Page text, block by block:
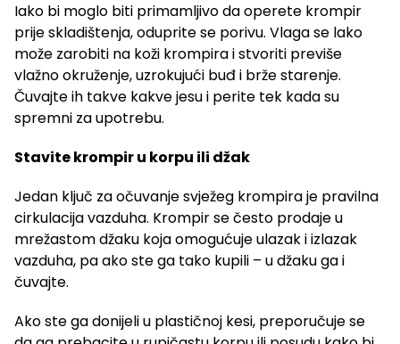
Iako bi moglo biti primamljivo da operete krompir
prije skladištenja, oduprite se porivu. Vlaga se lako
može zarobiti na koži krompira i stvoriti previše
vlažno okruženje, uzrokujući buđ i brže starenje.
Čuvajte ih takve kakve jesu i perite tek kada su
spremni za upotrebu.
Stavite krompir u korpu ili džak
Jedan ključ za očuvanje svježeg krompira je pravilna
cirkulacija vazduha. Krompir se često prodaje u
mrežastom džaku koja omogućuje ulazak i izlazak
vazduha, pa ako ste ga tako kupili – u džaku ga i
čuvajte.
Ako ste ga donijeli u plastičnoj kesi, preporučuje se